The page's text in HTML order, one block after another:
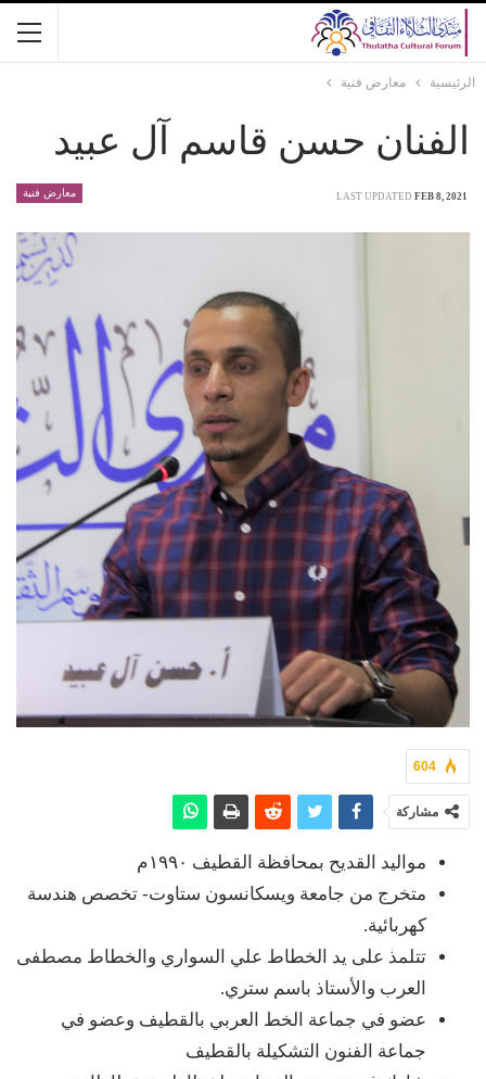
الرئيسية معارض فنية
الفنان حسن قاسم آل عبيد
معارض فنية LAST UPDATED FEB 8, 2021
604
مشاركة
مواليد القديح بمحافظة القطيف ١٩٩٠م
متخرج من جامعة ويسكانسون ستاوت- تخصص هندسة
كهربائية.
تتلمذ على يد الخطاط علي السواري والخطاط مصطفى
العرب والأستاذ باسم ستري.
عضو في جماعة الخط العربي بالقطيف وعضو في
جماعة الفنون التشكيلة بالقطيف